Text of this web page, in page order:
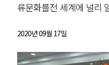
류문화를전 세계에 널리
2020년 09월 17일